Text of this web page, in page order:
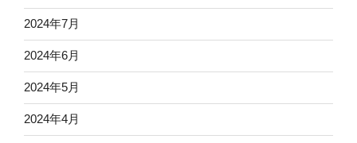
2024年7月
2024年6月
2024年5月
2024年4月